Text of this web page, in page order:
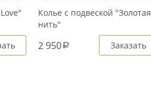
Колье с подвеской "Золотая
нить"
2 950a Заказать